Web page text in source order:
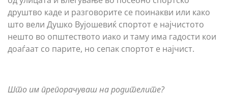
друштво каде и разговорите се поинакви или како
што вели Душко Вујошевиќ спортот е најчистото
нешто во општеството иако и таму има гадости кои
доаѓаат со парите, но сепак спортот е најчист.
Што им препорачуваш на родителите?